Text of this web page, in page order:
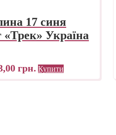
17 синя
«Трек» Україна
грн. Купити